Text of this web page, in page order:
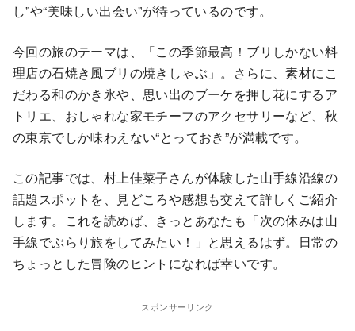
し”や“美味しい出会い”が待っているのです。
今回の旅のテーマは、「この季節最高！ブリしかない料
理店の石焼き風ブリの焼きしゃぶ」。さらに、素材にこ
だわる和のかき氷や、思い出のブーケを押し花にするア
トリエ、おしゃれな家モチーフのアクセサリーなど、秋
の東京でしか味わえない“とっておき”が満載です。
この記事では、村上佳菜子さんが体験した山手線沿線の
話題スポットを、見どころや感想も交えて詳しくご紹介
します。これを読めば、きっとあなたも「次の休みは山
手線でぶらり旅をしてみたい！」と思えるはず。日常の
ちょっとした冒険のヒントになれば幸いです。
スポンサーリンク